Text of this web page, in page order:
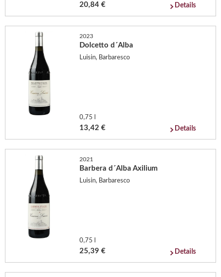
20,84 € Details
2023
Dolcetto d´Alba
Luisin, Barbaresco
0,75 l
13,42 € Details
2021
Barbera d´Alba Axilium
Luisin, Barbaresco
0,75 l
25,39 € Details